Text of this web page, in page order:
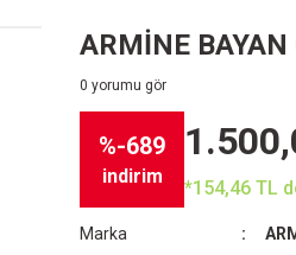
ARMİNE
0 yorumu gör
%-689
indirim
*154,46 TL
Marka